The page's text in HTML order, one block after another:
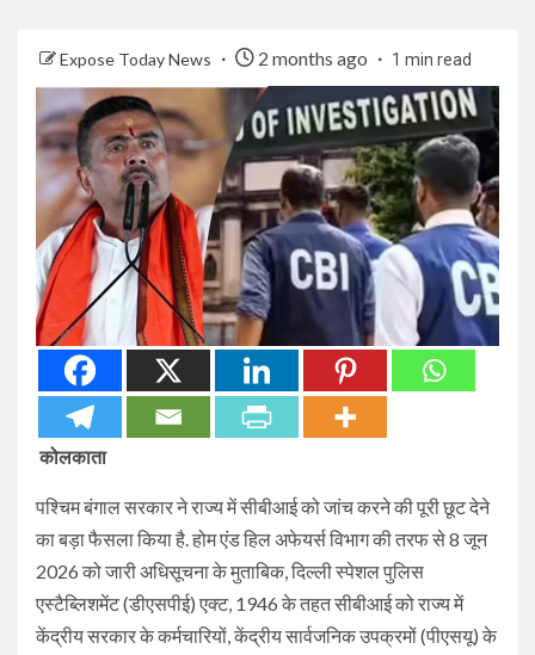
Expose Today News 2 months ago 1 min read
कोलकाता
पश्चिम बंगाल सरकार ने राज्य में सीबीआई को जांच करने की पूरी छूट देने
का बड़ा फैसला किया है. होम एंड हिल अफेयर्स विभाग की तरफ से 8 जून
2026 को जारी अधिसूचना के मुताबिक, दिल्ली स्पेशल पुलिस
एस्टैब्लिशमेंट (डीएसपीई) एक्ट, 1946 के तहत सीबीआई को राज्य में
केंद्रीय सरकार के कर्मचारियों, केंद्रीय सार्वजनिक उपक्रमों (पीएसयू) के